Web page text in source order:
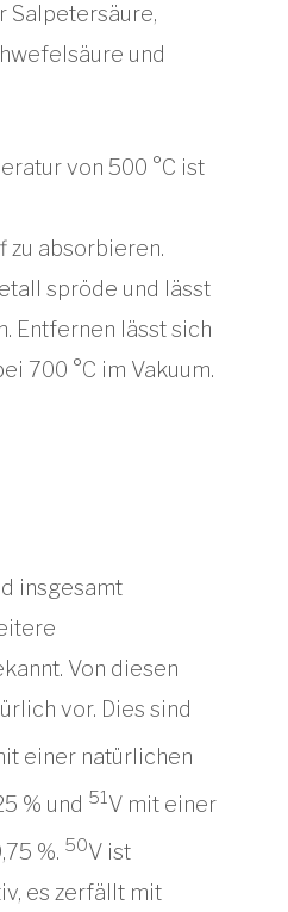
Salpetersäure,
und
von 500 °C ist
zu absorbieren.
spröde und lässt
Entfernen lässt sich
700 °C im Vakuum.
insgesamt
Von diesen
vor. Dies sind
einer natürlichen
% und 51V mit einer
%. 50V ist
es zerfällt mit